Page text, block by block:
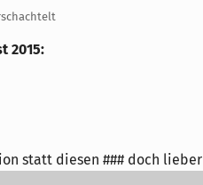
2015:
statt diesen ### doch lieber